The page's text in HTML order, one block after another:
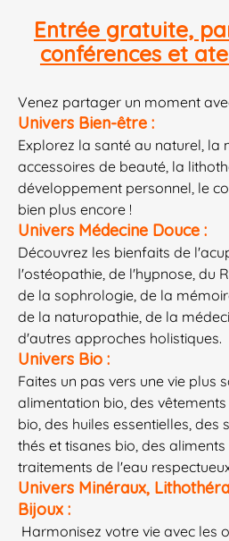
Entrée gratuite,
conférences et
Venez partager un moment
Univers Bien-être :
Explorez la santé au naturel, la
accessoires de beauté, la
développement personnel, le
bien plus encore !
Univers Médecine Douce :
Découvrez les bienfaits de
l'ostéopathie, de l'hypnose, du
de la sophrologie, de la
de la naturopathie, de la
d'autres approches holistiques.
Univers Bio :
Faites un pas vers une vie plus
alimentation bio, des
bio, des huiles essentielles, des
thés et tisanes bio, des
traitements de l'eau
Univers Minéraux,
Bijoux :
Harmonisez votre vie avec les